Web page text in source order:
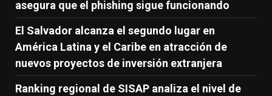
asegura que el phishing sigue funcionando
El Salvador alcanza el segundo lugar en
América Latina y el Caribe en atracción de
nuevos proyectos de inversión extranjera
Ranking regional de SISAP analiza el nivel de